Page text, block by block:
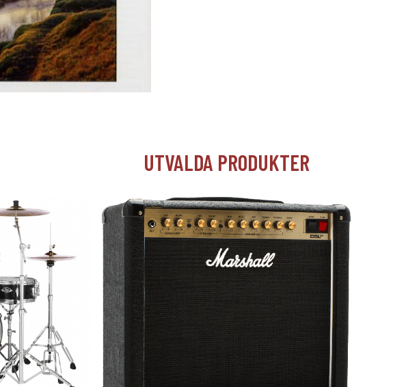
UTVALDA PRODUKTER